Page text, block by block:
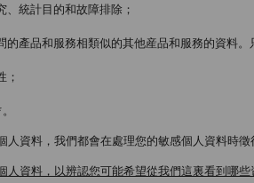
統計目的和故障排除；
產品和服務相類似的其他産品和服務的資料
；
資料，我們都會在處理您的敏感個人資料時徵
資料，以辨認您可能希望從我們這裏看到哪